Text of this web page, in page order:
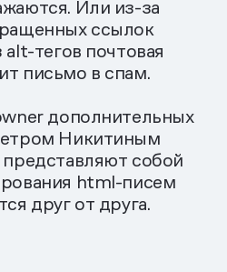
Или из-за
ссылок
тегов почтовая
письмо в спам.
дополнительных
Никитиным
собой
html-писем
друг от друга.